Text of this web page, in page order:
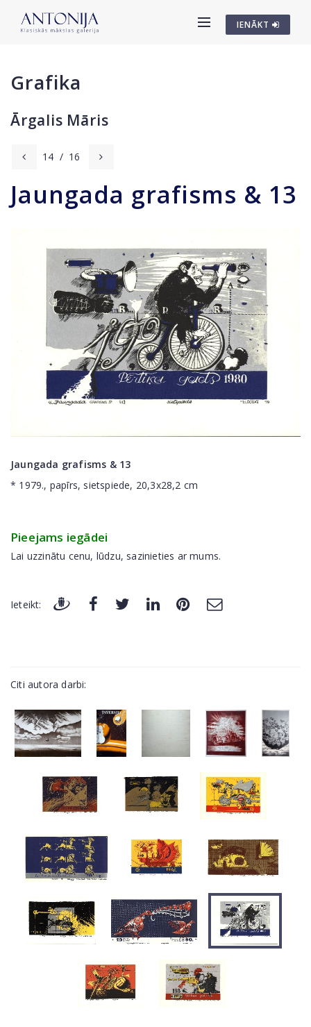
IENĀKT
Grafika
Ārgalis Māris
14 / 16
Jaungada grafisms & 13
Jaungada grafisms & 13
* 1979., papīrs, sietspiede, 20,3x28,2 cm
Pieejams iegādei
Lai uzzinātu cenu, lūdzu, sazinieties ar mums.
Ieteikt:
Citi autora darbi: